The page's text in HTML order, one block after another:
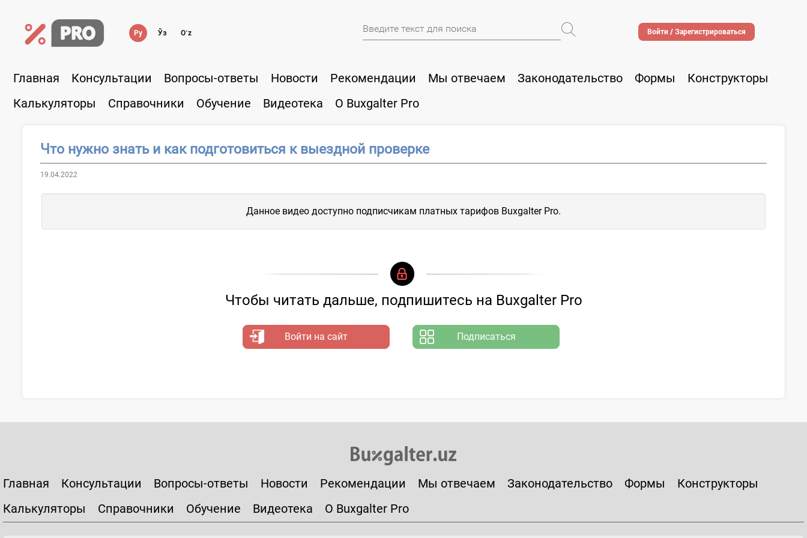
Ру Ўз Oʻz Войти / Зарегистрироваться
Главная Консультации Вопросы-ответы Новости Рекомендации Мы отвечаем Законодательство Формы
Конструкторы
Калькуляторы
Справочники Обучение Видеотека О Buxgalter Pro
Что нужно знать и как подготовиться к выездной проверке
19.04.2022
Данное видео доступно подписчикам платных тарифов Buxgalter Pro.
Чтобы читать дальше, подпишитесь на Buxgalter Pro
Войти на сайт Подписаться
Главная Консультации Вопросы-ответы Новости Рекомендации Мы отвечаем Законодательство Формы
Конструкторы
Калькуляторы
Справочники Обучение Видеотека О Buxgalter Pro